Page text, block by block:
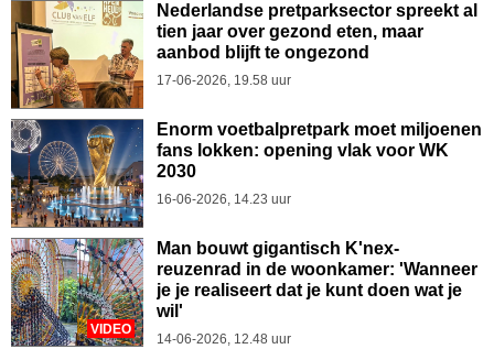
Nederlandse pretparksector spreekt al
tien jaar over gezond eten, maar
aanbod blijft te ongezond
17-06-2026, 19.58 uur
Enorm voetbalpretpark moet miljoenen
fans lokken: opening vlak voor WK
2030
16-06-2026, 14.23 uur
VIDEO
Man bouwt gigantisch K'nex-
reuzenrad in de woonkamer: 'Wanneer
je je realiseert dat je kunt doen wat je
wil'
14-06-2026, 12.48 uur